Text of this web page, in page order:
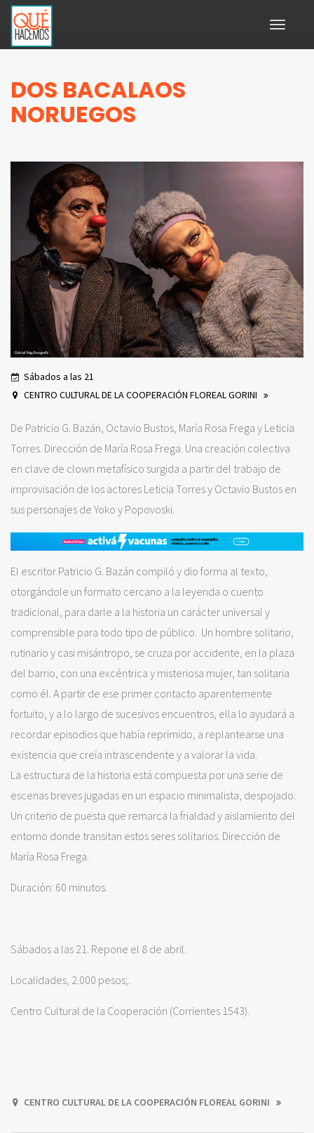
Toggle
DOS BACALAOS
NORUEGOS
Sábados a las 21
CENTRO CULTURAL DE LA COOPERACIÓN FLOREAL GORINI
De Patricio G. Bazán, Octavio Bustos, María Rosa Frega y Leticia
Torres. Dirección de María Rosa Frega. Una creación colectiva
en clave de clown metafísico surgida a partir del trabajo de
improvisación de los actores Leticia Torres y Octavio Bustos en
sus personajes de Yoko y Popovoski.
El escritor Patricio G. Bazán compiló y dio forma al texto,
otorgándole un formato cercano a la leyenda o cuento
tradicional, para darle a la historia un carácter universal y
comprensible para todo tipo de público. Un hombre solitario,
rutinario y casi misántropo, se cruza por accidente, en la plaza
del barrio, con una excéntrica y misteriosa mujer, tan solitaria
como él. A partir de ese primer contacto aparentemente
fortuito, y a lo largo de sucesivos encuentros, ella lo ayudará a
recordar episodios que había reprimido, a replantearse una
existencia que creía intrascendente y a valorar la vida.
La estructura de la historia está compuesta por una serie de
escenas breves jugadas en un espacio minimalista, despojado.
Un criterio de puesta que remarca la frialdad y aislamiento del
entorno donde transitan estos seres solitarios. Dirección de
María Rosa Frega.
Duración: 60 minutos.
Sábados a las 21. Repone el 8 de abril.
Localidades, 2.000 pesos;.
Centro Cultural de la Cooperación (Corrientes 1543).
CENTRO CULTURAL DE LA COOPERACIÓN FLOREAL GORINI